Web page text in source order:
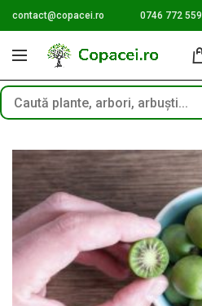
contact@copacei.ro 0746 772 559